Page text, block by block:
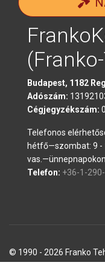
Budapest, 1182
Adószám:
Cégjegyzékszám:
Telefonos
hétfő—szombat: 9 -
Telefon: +36-1-
© 1990 - 2026 Franko